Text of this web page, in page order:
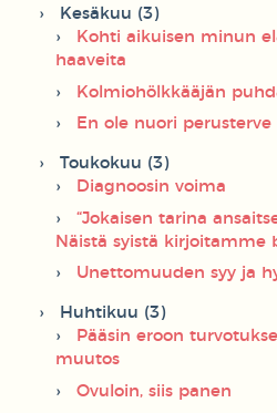
Kesäkuu (3)
Kohti aikuisen minun
haaveita
Kolmiohölkkääjän
En ole nuori perusterve
Toukokuu (3)
Diagnoosin voima
“Jokaisen tarina
Näistä syistä kirjoitamme
Unettomuuden syy ja
Huhtikuu (3)
Pääsin eroon
muutos
Ovuloin, siis panen